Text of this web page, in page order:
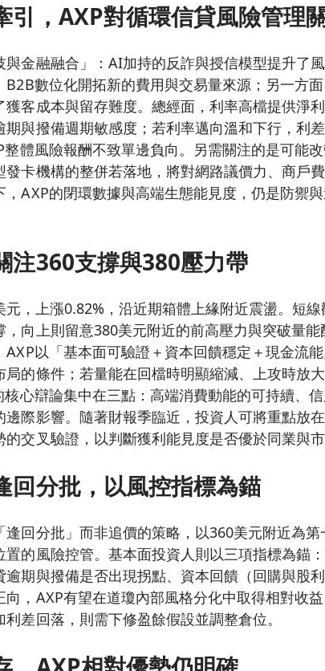
引，AXP對循環信貸風險管理
與金融融合」：AI加持的反詐與授信模型提升了
數位化開拓新的費用與交易量來源；另一方
客成本與留存難度。總經面，利率高檔提供淨
與撥備週期敏感度；若利率邁向溫和下行，利
體風險報酬不致單邊負向。另需關注的是可能
卡機構的整併若落地，將對網路議價力、商戶
AXP的閉環數據與高端生態能見度，仍是防禦
注360支撐與380壓力帶
元，上漲0.82%，沿近期箱體上緣附近震盪。短
向上則留意380美元附近的前高壓力與突破量
以「基本面可驗證＋資本回饋穩定＋現金流
的條件；若量能在回檔時明顯縮減、上攻時放
心辯論集中在三點：高端消費動能的可持續、
際影響。隨著財報季臨近，投資人可將重點放
交叉驗證，以判斷獲利能見度是否優於同業與市
回分批，以風控指標為錨
回分批」而非追價的策略，以360美元附近為
的風險控管。基本面投資人則以三項指標為錨
期與撥備是否出現拐點、資本回饋（回購與股
，AXP有望在道瓊內部風格分化中取得相對收
差回落，則需下修盈餘假設並調整倉位。